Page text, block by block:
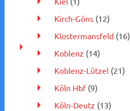
Kirch-Göns(12)
Klostermansfeld(16)
Koblenz (14)
Koblenz-Lützel(21)
Köln Hbf(9)
Köln-Deutz (13)